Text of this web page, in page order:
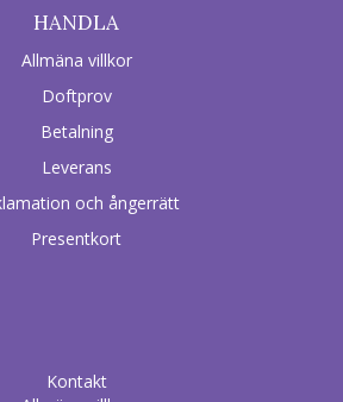
HANDLA
Allmäna villkor
Doftprov
Betalning
Leverans
och ångerrätt
Presentkort
Kontakt